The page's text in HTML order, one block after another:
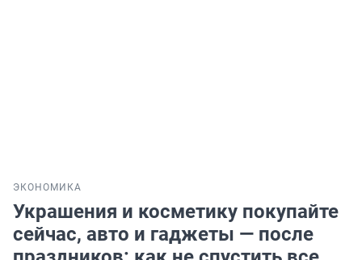
ЭКОНОМИКА
Украшения и косметику покупайте
сейчас, авто и гаджеты — после